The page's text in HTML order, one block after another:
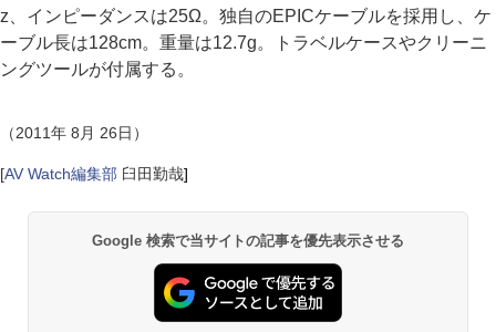
z、インピーダンスは25Ω。独自のEPICケーブルを採用し、ケ
ーブル長は128cm。重量は12.7g。トラベルケースやクリーニ
ングツールが付属する。
（2011年 8月 26日）
[AV Watch編集部 臼田勤哉]
Google 検索で当サイトの記事を優先表示させる